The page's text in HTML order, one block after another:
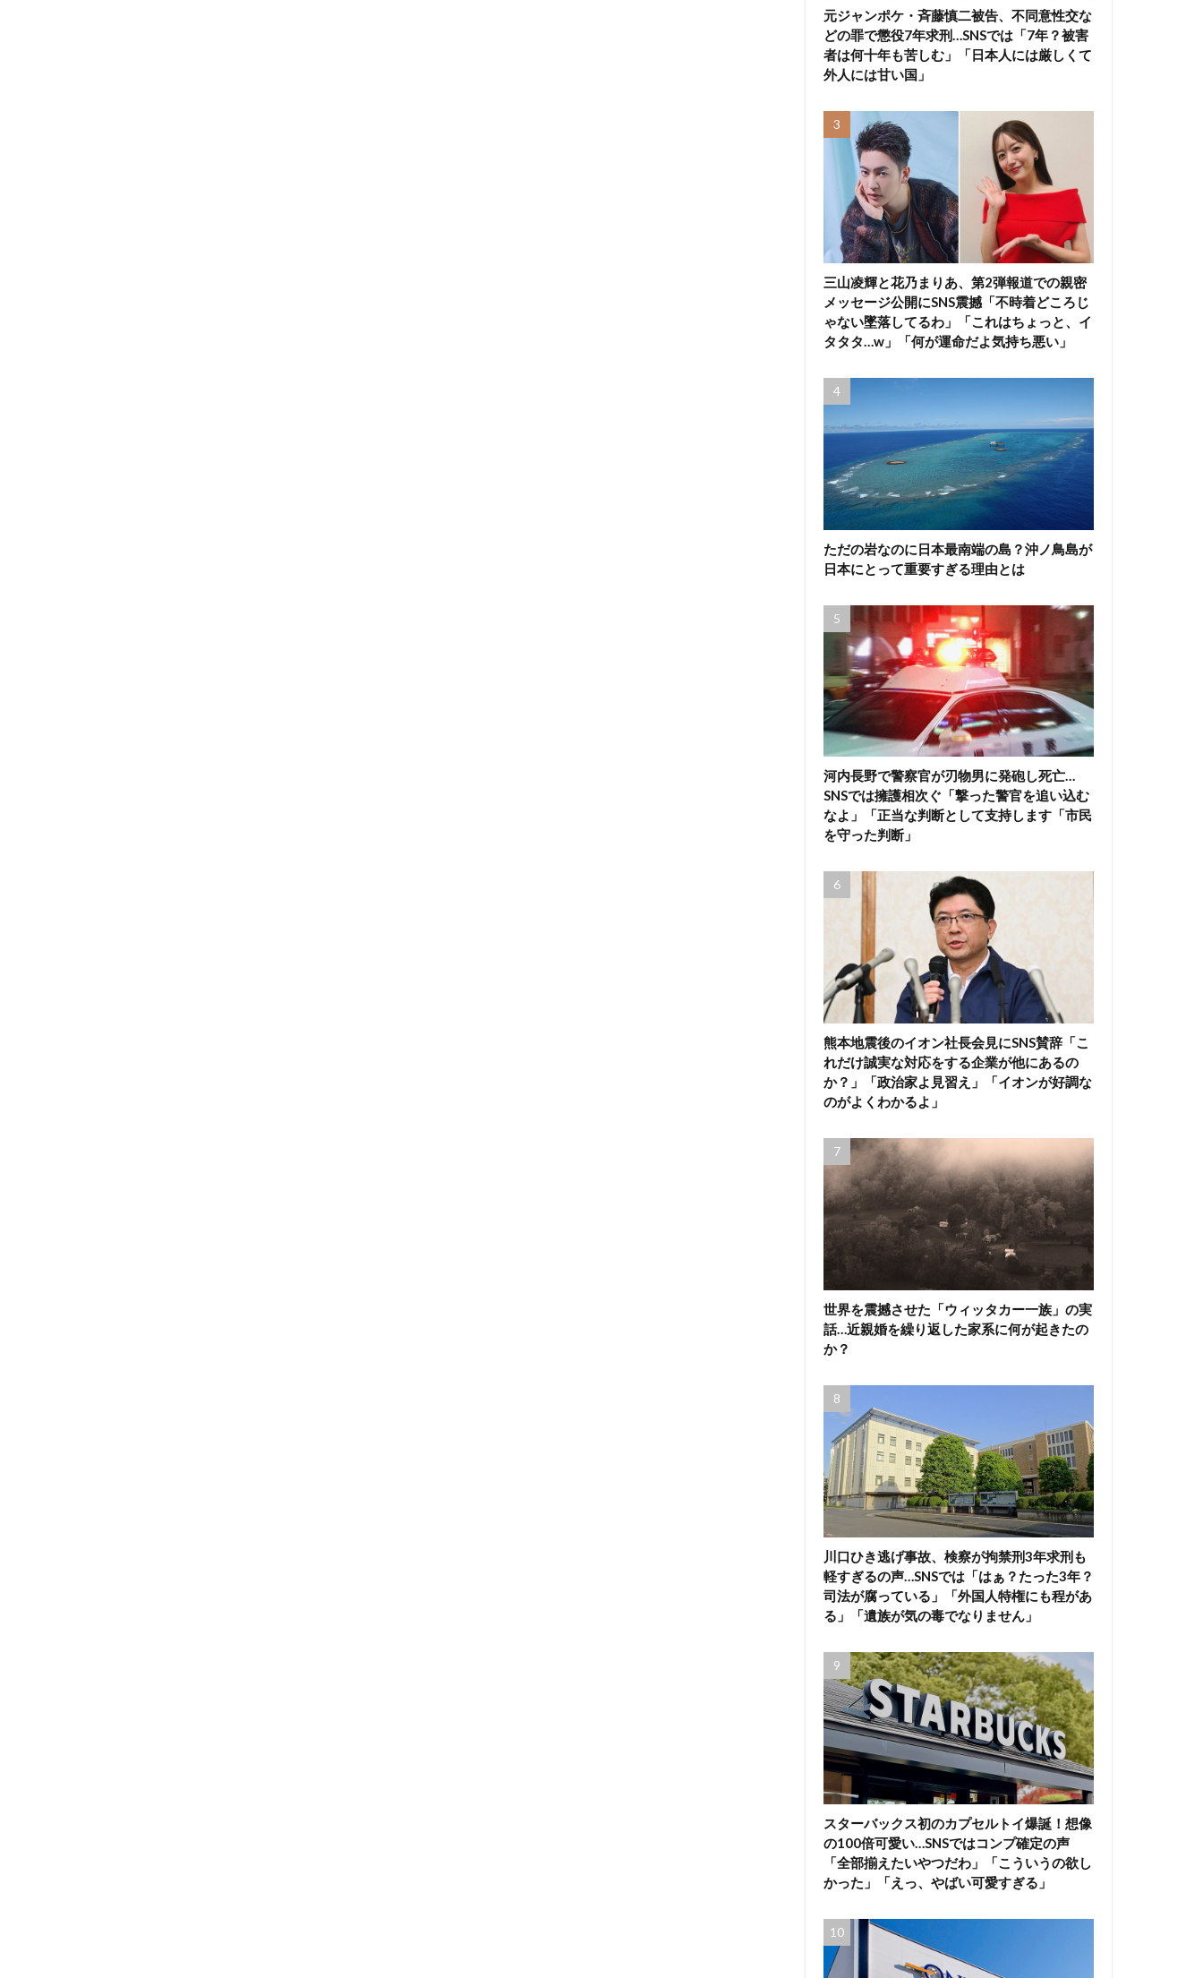
元ジャンポケ・斉藤慎二被告、不同意性交な
どの罪で懲役7年求刑…SNSでは「7年？被害
者は何十年も苦しむ」「日本人には厳しくて
外人には甘い国」
三山凌輝と花乃まりあ、第2弾報道での親密
メッセージ公開にSNS震撼「不時着どころじ
ゃない墜落してるわ」「これはちょっと、イ
タタタ…w」「何が運命だよ気持ち悪い」
ただの岩なのに日本最南端の島？沖ノ鳥島が
日本にとって重要すぎる理由とは
河内長野で警察官が刃物男に発砲し死亡…
SNSでは擁護相次ぐ「撃った警官を追い込む
なよ」「正当な判断として支持します「市民
を守った判断」
熊本地震後のイオン社長会見にSNS賛辞「こ
れだけ誠実な対応をする企業が他にあるの
か？」「政治家よ見習え」「イオンが好調な
のがよくわかるよ」
世界を震撼させた「ウィッタカー一族」の実
話…近親婚を繰り返した家系に何が起きたの
か？
川口ひき逃げ事故、検察が拘禁刑3年求刑も
軽すぎるの声…SNSでは「はぁ？たった3年？
司法が腐っている」「外国人特権にも程があ
る」「遺族が気の毒でなりません」
スターバックス初のカプセルトイ爆誕！想像
の100倍可愛い…SNSではコンプ確定の声
「全部揃えたいやつだわ」「こういうの欲し
かった」「えっ、やばい可愛すぎる」